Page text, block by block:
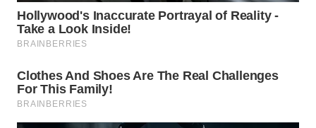
Media
Group
WAHANA
TANI